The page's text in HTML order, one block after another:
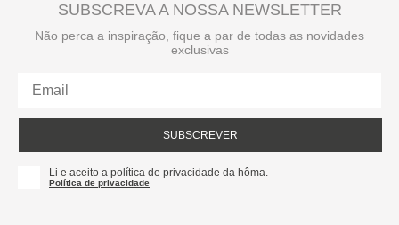
SUBSCREVA A NOSSA NEWSLETTER
Não perca a inspiração, fique a par de todas as novidades
exclusivas
SUBSCREVER
Li e aceito a política de privacidade da hôma.
Política de privacidade